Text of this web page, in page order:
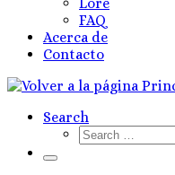
FAQ
Acerca de
Contacto
Search
Search
Menú